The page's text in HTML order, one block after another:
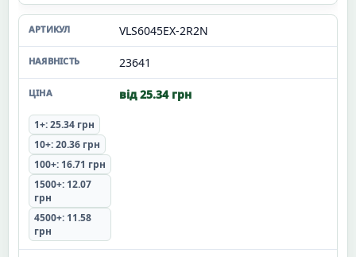
VLS6045EX-2R2N
23641
від 25.34 грн
1+: 25.34 грн
10+: 20.36 грн
100+: 16.71 грн
1500+: 12.07
грн
4500+: 11.58
грн